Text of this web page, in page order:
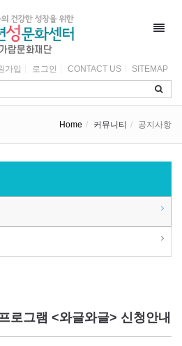
가입 로그인 CONTACT US SITEMAP
Home 커뮤니티 공지사항
로그램 <와글와글> 신청안내